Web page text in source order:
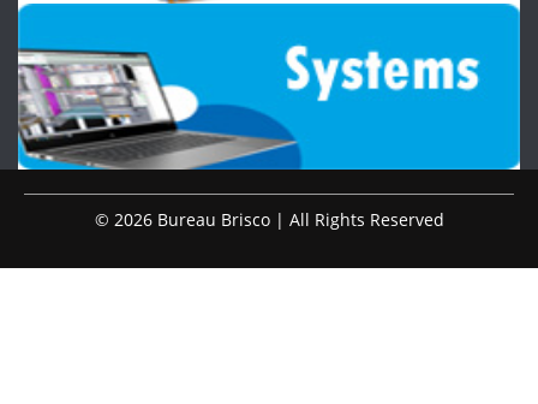
© 2026 Bureau Brisco | All Rights Reserved